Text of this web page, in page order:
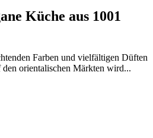
Küche aus 1001
Farben und vielfältigen Düften
orientalischen Märkten wird...